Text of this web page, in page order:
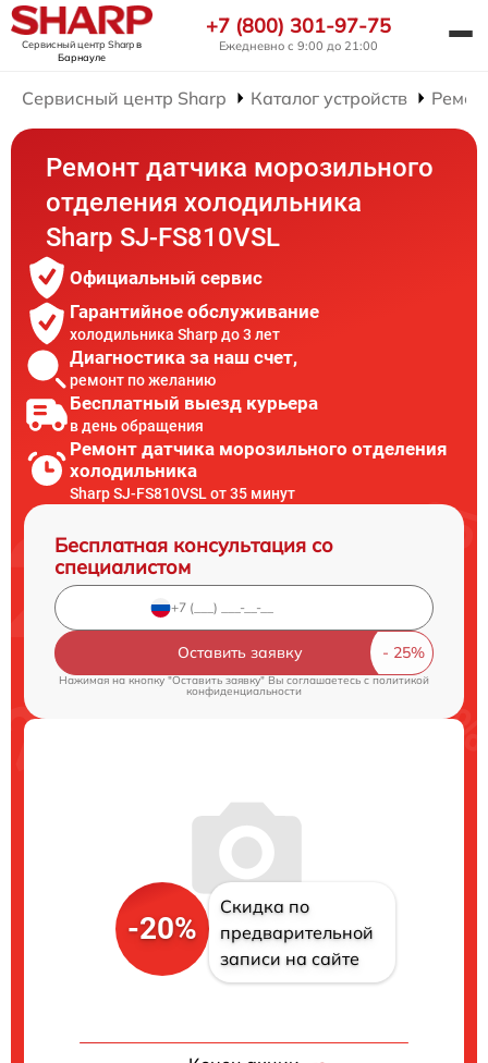
Сервисный центр Sharpв
Барнауле
+7 (800) 301-97-75
Ежедневно с 9:00 до 21:00
Сервисный центр Sharp Каталог устройств
Ремонт датчика морозильного
отделения холодильника
Sharp SJ-FS810VSL
Официальный сервис
Гарантийное обслуживание
холодильника Sharp до 3 лет
Диагностика за наш счет,
ремонт по желанию
Бесплатный выезд курьера
в день обращения
Ремонт датчика морозильного отделения
холодильника
Sharp SJ-FS810VSL от 35 минут
Бесплатная консультация со
специалистом
Оставить заявку
Нажимая на кнопку "Оставить заявку" Вы соглашаетесь cполитикой
конфиденциальности
-20%
Скидка по
предварительной
записи на сайте